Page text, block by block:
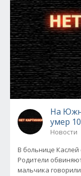
На
умер
Новости
В больнице Каслей
Родители
мальчика